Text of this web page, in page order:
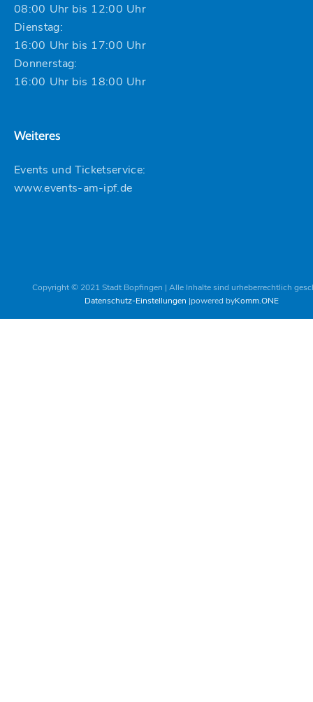
08:00 Uhr bis 12:00 Uhr
Dienstag:
16:00 Uhr bis 17:00 Uhr
Donnerstag:
16:00 Uhr bis 18:00 Uhr
Weiteres
Events und Ticketservice:
www.events-am-ipf.de
Copyright © 2021 Stadt Bopfingen | Alle Inhalte sind urheberrechtlich
Datenschutz-Einstellungen powered byKomm.ONE